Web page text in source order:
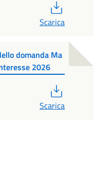
Scarica
domanda Ma
2026
Scarica